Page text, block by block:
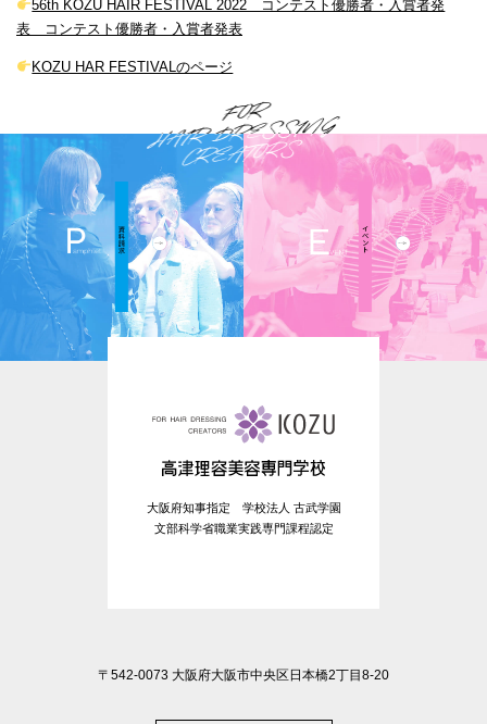
56th KOZU HAIR FESTIVAL 2022 コンテスト優勝者・入賞者発
表 コンテスト優勝者・入賞者発表
KOZU HAR FESTIVALのページ
大阪府知事指定 学校法人 古武学園
文部科学省職業実践専門課程認定
〒542-0073 大阪府大阪市中央区日本橋2丁目8-20